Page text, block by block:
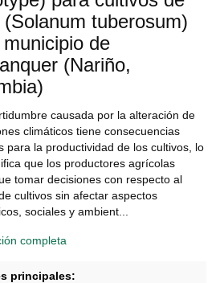
(Solanum tuberosum)
de
(Nariño,
causada por la alteración de
climáticos tiene consecuencias
para la productividad de los cultivos, lo
que los productores agrícolas
tomar decisiones con respecto al
cultivos sin afectar aspectos
sociales y ambient...
completa
principales: